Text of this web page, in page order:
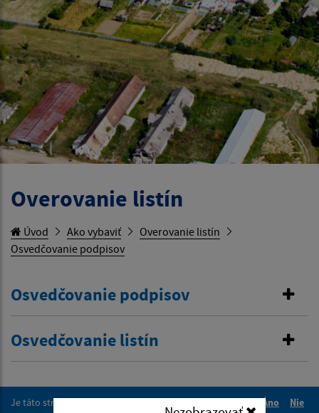
Overovanie listín
Úvod Ako vybaviť
Overovanie listín
Osvedčovanie podpisov
Osvedčovanie podpisov
Osvedčovanie listín
Je táto stránka užitočná?
Áno
Nie